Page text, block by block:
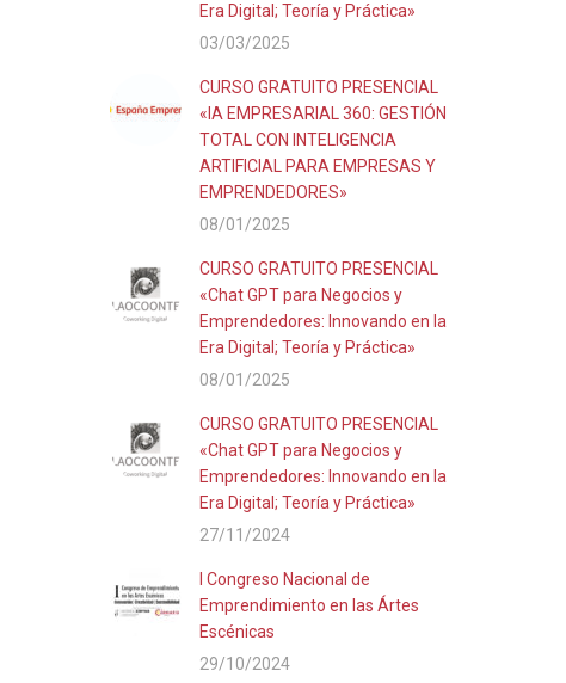
Era Digital; Teoría y Práctica»
03/03/2025
CURSO GRATUITO PRESENCIAL
«IA EMPRESARIAL 360: GESTIÓN
TOTAL CON INTELIGENCIA
ARTIFICIAL PARA EMPRESAS Y
EMPRENDEDORES»
08/01/2025
CURSO GRATUITO PRESENCIAL
«Chat GPT para Negocios y
Emprendedores: Innovando en la
Era Digital; Teoría y Práctica»
08/01/2025
CURSO GRATUITO PRESENCIAL
«Chat GPT para Negocios y
Emprendedores: Innovando en la
Era Digital; Teoría y Práctica»
27/11/2024
I Congreso Nacional de
Emprendimiento en las Ártes
Escénicas
29/10/2024